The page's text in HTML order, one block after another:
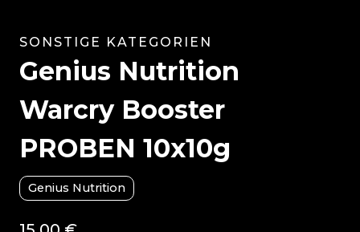
SONSTIGE KATEGORIEN
Genius Nutrition
Warcry Booster
PROBEN 10x10g
Genius Nutrition